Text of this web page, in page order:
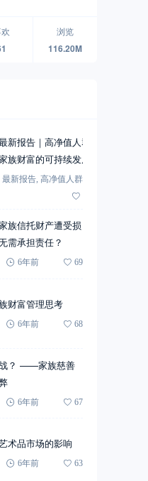
浏览
116.20M
新报告｜高净值人群
族财富的可持续发展
最新报告 高净值人群
族信托财产遭受损
需承担责任？
6年前 69
财富管理思考
6年前 68
？ ——家族慈善
6年前 67
术品市场的影响
6年前 63